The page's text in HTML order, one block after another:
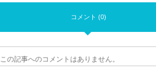
コメント (0)
この記事へのコメントはありません。